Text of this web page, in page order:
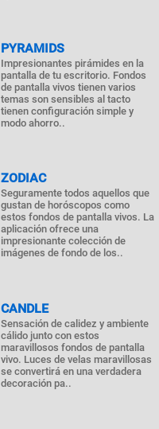
PYRAMIDS
Impresionantes pirámides en la
pantalla de tu escritorio. Fondos
de pantalla vivos tienen varios
temas son sensibles al tacto
tienen configuración simple y
modo ahorro..
ZODIAC
Seguramente todos aquellos que
gustan de horóscopos como
estos fondos de pantalla vivos. La
aplicación ofrece una
impresionante colección de
imágenes de fondo de los..
CANDLE
Sensación de calidez y ambiente
cálido junto con estos
maravillosos fondos de pantalla
vivo. Luces de velas maravillosas
se convertirá en una verdadera
decoración pa..